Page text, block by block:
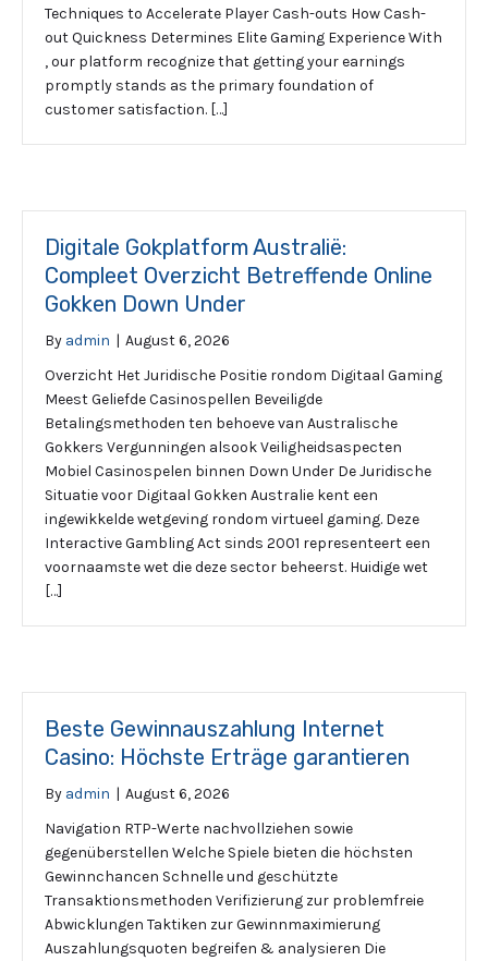
Techniques to Accelerate Player Cash-outs How Cash-
out Quickness Determines Elite Gaming Experience With
, our platform recognize that getting your earnings
promptly stands as the primary foundation of
customer satisfaction. […]
Digitale Gokplatform Australië:
Compleet Overzicht Betreffende Online
Gokken Down Under
By admin | August 6, 2026
Overzicht Het Juridische Positie rondom Digitaal Gaming
Meest Geliefde Casinospellen Beveiligde
Betalingsmethoden ten behoeve van Australische
Gokkers Vergunningen alsook Veiligheidsaspecten
Mobiel Casinospelen binnen Down Under De Juridische
Situatie voor Digitaal Gokken Australie kent een
ingewikkelde wetgeving rondom virtueel gaming. Deze
Interactive Gambling Act sinds 2001 representeert een
voornaamste wet die deze sector beheerst. Huidige wet
[…]
Beste Gewinnauszahlung Internet
Casino: Höchste Erträge garantieren
By admin | August 6, 2026
Navigation RTP-Werte nachvollziehen sowie
gegenüberstellen Welche Spiele bieten die höchsten
Gewinnchancen Schnelle und geschützte
Transaktionsmethoden Verifizierung zur problemfreie
Abwicklungen Taktiken zur Gewinnmaximierung
Auszahlungsquoten begreifen & analysieren Die